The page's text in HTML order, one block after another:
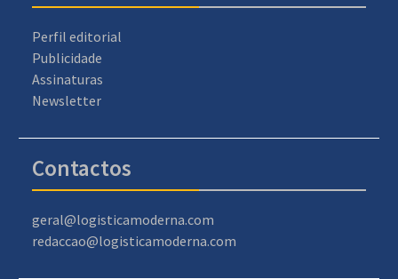
Perfil editorial
Publicidade
Assinaturas
Newsletter
Contactos
geral@logisticamoderna.com
redaccao@logisticamoderna.com